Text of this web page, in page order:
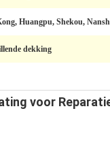
Huangpu, Shekou,
dekking
voor